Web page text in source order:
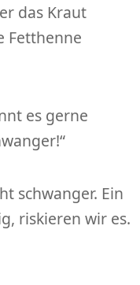
das Kraut
Fetthenne
es gerne
schwanger. Ein
riskieren wir es.